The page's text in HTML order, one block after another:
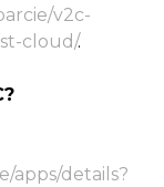
v2c-
cloud/.
apps/details?